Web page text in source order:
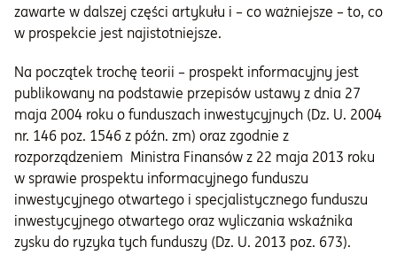
zawarte w dalszej części artykułu i – co ważniejsze – to, co
w prospekcie jest najistotniejsze.
Na początek trochę teorii – prospekt informacyjny jest
publikowany na podstawie przepisów ustawy z dnia 27
maja 2004 roku o funduszach inwestycyjnych (Dz. U. 2004
nr. 146 poz. 1546 z późn. zm) oraz zgodnie z
rozporządzeniem Ministra Finansów z 22 maja 2013 roku
w sprawie prospektu informacyjnego funduszu
inwestycyjnego otwartego i specjalistycznego funduszu
inwestycyjnego otwartego oraz wyliczania wskaźnika
zysku do ryzyka tych funduszy (Dz. U. 2013 poz. 673).